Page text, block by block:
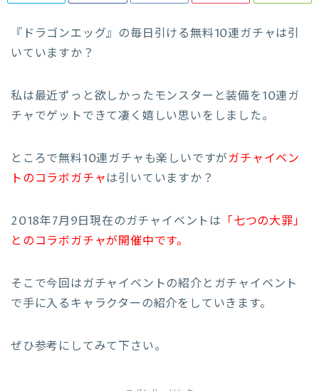
『ドラゴンエッグ』の毎日引ける無料10連ガチャは引
いていますか？
私は最近ずっと欲しかったモンスターと装備を10連ガ
チャでゲットできて凄く嬉しい思いをしました。
ところで無料10連ガチャも楽しいですがガチャイベン
トのコラボガチャは引いていますか？
2018年7月9日現在のガチャイベントは 「七つの大罪」
とのコラボガチャが開催中です。
そこで今回はガチャイベントの紹介とガチャイベント
で手に入るキャラクターの紹介をしていきます。
ぜひ参考にしてみて下さい。